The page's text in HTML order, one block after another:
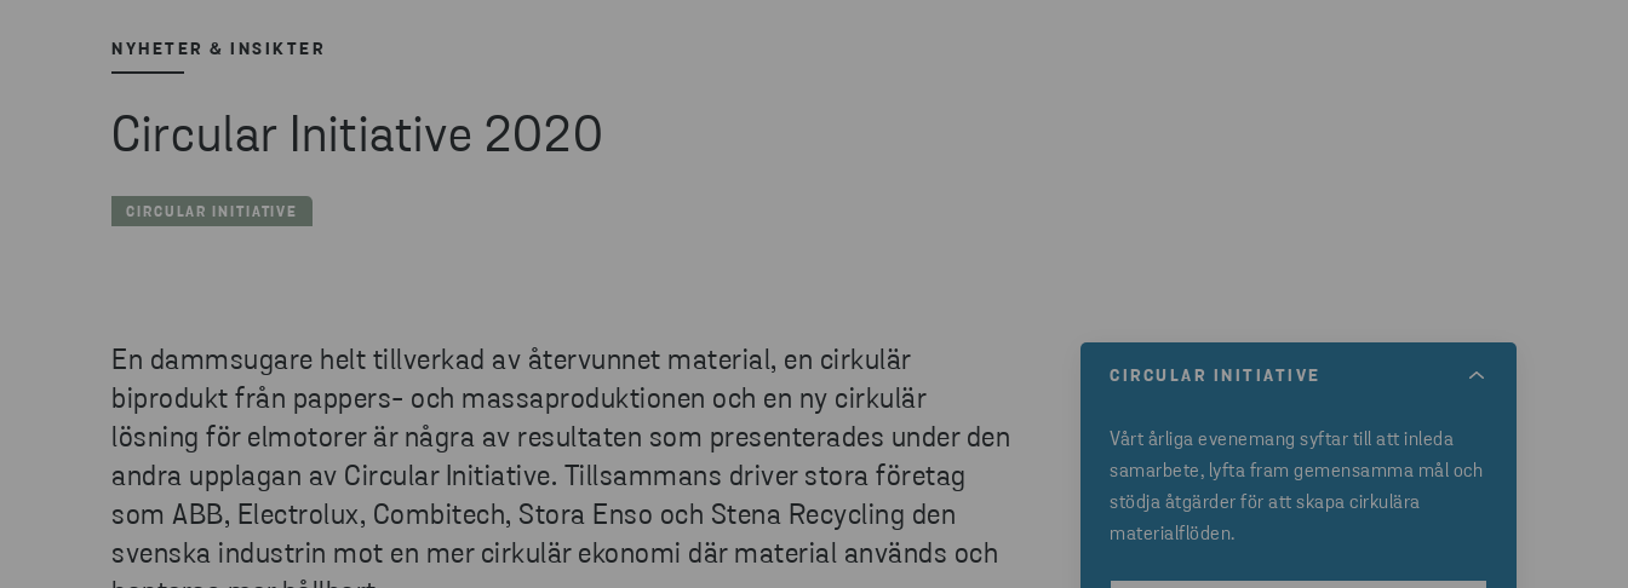
NYHETER & INSIKTER
Circular Initiative 2020
CIRCULAR INITIATIVE
En dammsugare helt tillverkad av återvunnet material, en cirkulär
biprodukt från pappers- och massaproduktionen och en ny cirkulär
lösning för elmotorer är några av resultaten som presenterades under den
andra upplagan av Circular Initiative. Tillsammans driver stora företag
som ABB, Electrolux, Combitech, Stora Enso och Stena Recycling den
svenska industrin mot en mer cirkulär ekonomi där material används och
CIRCULAR INITIATIVE
Vårt årliga evenemang syftar till att inleda
samarbete, lyfta fram gemensamma mål och
stödja åtgärder för att skapa cirkulära
materialflöden.